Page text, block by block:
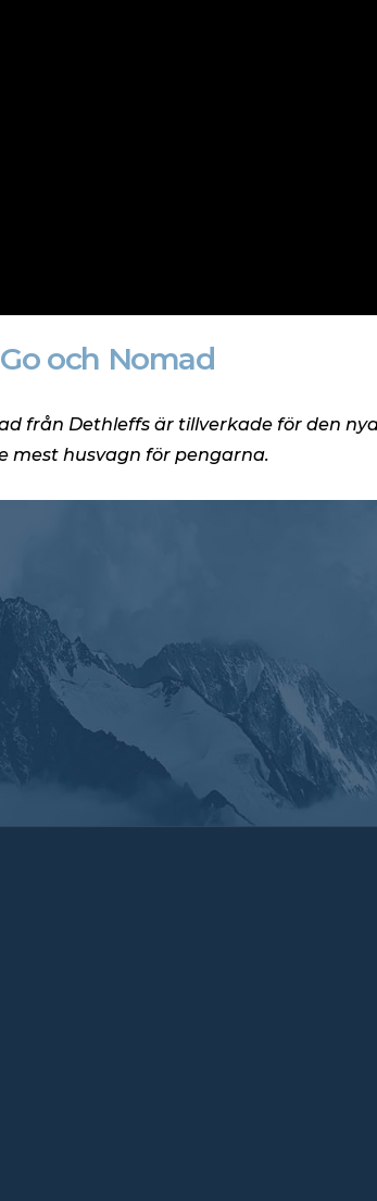
och Nomad
från Dethleffs är tillverkade för den
mest husvagn för pengarna.